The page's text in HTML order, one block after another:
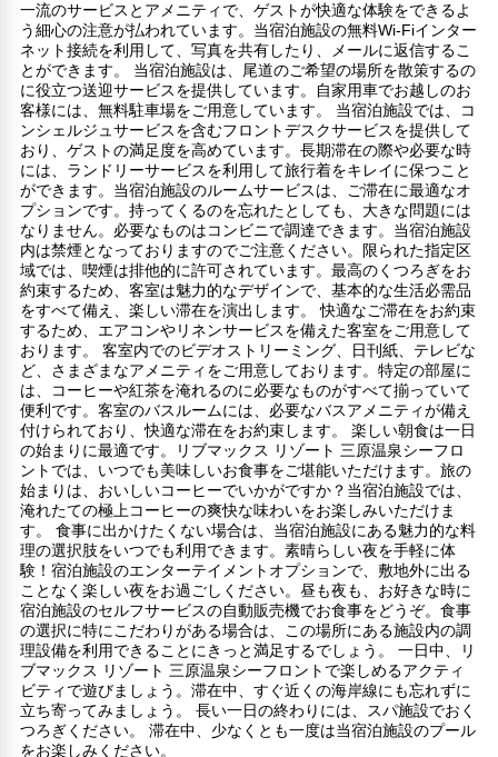
一流のサービスとアメニティで、ゲストが快適な体験をできるよ
う細心の注意が払われています。当宿泊施設の無料Wi-Fiインター
ネット接続を利用して、写真を共有したり、メールに返信するこ
とができます。 当宿泊施設は、尾道のご希望の場所を散策するの
に役立つ送迎サービスを提供しています。自家用車でお越しのお
客様には、無料駐車場をご用意しています。 当宿泊施設では、コ
ンシェルジュサービスを含むフロントデスクサービスを提供して
おり、ゲストの満足度を高めています。長期滞在の際や必要な時
には、ランドリーサービスを利用して旅行着をキレイに保つこと
ができます。当宿泊施設のルームサービスは、ご滞在に最適なオ
プションです。持ってくるのを忘れたとしても、大きな問題には
なりません。必要なものはコンビニで調達できます。当宿泊施設
内は禁煙となっておりますのでご注意ください。限られた指定区
域では、喫煙は排他的に許可されています。最高のくつろぎをお
約束するため、客室は魅力的なデザインで、基本的な生活必需品
をすべて備え、楽しい滞在を演出します。 快適なご滞在をお約束
するため、エアコンやリネンサービスを備えた客室をご用意して
おります。 客室内でのビデオストリーミング、日刊紙、テレビな
ど、さまざまなアメニティをご用意しております。特定の部屋に
は、コーヒーや紅茶を淹れるのに必要なものがすべて揃っていて
便利です。客室のバスルームには、必要なバスアメニティが備え
付けられており、快適な滞在をお約束します。 楽しい朝食は一日
の始まりに最適です。リブマックス リゾート 三原温泉シーフロ
ントでは、いつでも美味しいお食事をご堪能いただけます。旅の
始まりは、おいしいコーヒーでいかがですか？当宿泊施設では、
淹れたての極上コーヒーの爽快な味わいをお楽しみいただけま
す。 食事に出かけたくない場合は、当宿泊施設にある魅力的な料
理の選択肢をいつでも利用できます。素晴らしい夜を手軽に体
験！宿泊施設のエンターテイメントオプションで、敷地外に出る
ことなく楽しい夜をお過ごしください。昼も夜も、お好きな時に
宿泊施設のセルフサービスの自動販売機でお食事をどうぞ。食事
の選択に特にこだわりがある場合は、この場所にある施設内の調
理設備を利用できることにきっと満足するでしょう。 一日中、リ
ブマックス リゾート 三原温泉シーフロントで楽しめるアクティ
ビティで遊びましょう。滞在中、すぐ近くの海岸線にも忘れずに
立ち寄ってみましょう。 長い一日の終わりには、スパ施設でおく
つろぎください。 滞在中、少なくとも一度は当宿泊施設のプール
をお楽しみください。